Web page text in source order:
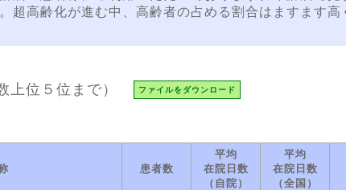
超高齢化が進む中、高齢者の占める割合はますます高
位５位まで） ファイルをダウンロード
患者数
平均
在院日数
（自院）
平均
在院日数
（全国）